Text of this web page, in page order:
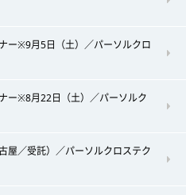
ー※9月5日（土）／パーソルクロ
ー※8月22日（土）／パーソルク
屋／受託）／パーソルクロステク